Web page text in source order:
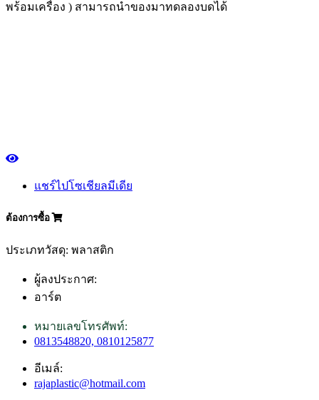
พร้อมเครื่อง ) สามารถนำของมาทดลองบดได้
แชร์ไปโซเชียลมีเดีย
ต้องการซื้อ
ประเภทวัสดุ: พลาสติก
ผู้ลงประกาศ:
อาร์ต
หมายเลขโทรศัพท์:
0813548820, 0810125877
อีเมล์:
rajaplastic@hotmail.com